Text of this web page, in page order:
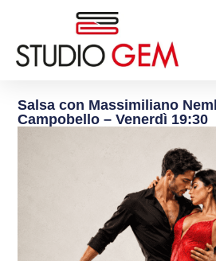
Salsa con Massimiliano
Campobello – Venerdì 19:30